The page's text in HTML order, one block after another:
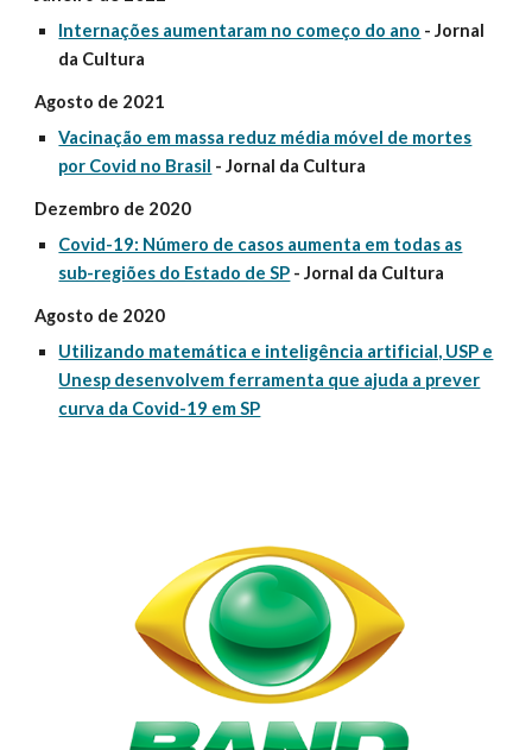
Internações aumentaram no começo do ano - Jornal
da Cultura
Agosto de 2021
Vacinação em massa reduz média móvel de mortes
por Covid no Brasil - Jornal da Cultura
Dezembro de 2020
Covid-19: Número de casos aumenta em todas as
sub-regiões do Estado de SP - Jornal da Cultura
Agosto de 2020
Utilizando matemática e inteligência artificial, USP e
Unesp desenvolvem ferramenta que ajuda a prever
curva da Covid-19 em SP